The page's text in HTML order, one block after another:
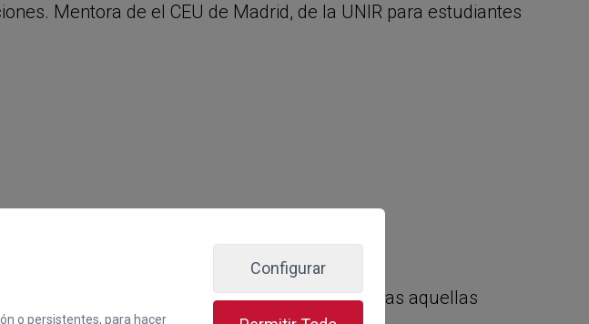
Mentora de el CEU de Madrid, de la UNIR para estudiantes
independientes, comerciantes, todas aquellas
o persistentes, para hacer
Configurar